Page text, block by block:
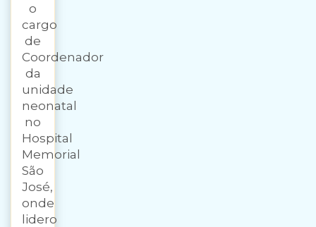
o
cargo
de
Coordenador
da
unidade
neonatal
no
Hospital
Memorial
São
José,
onde
lidero